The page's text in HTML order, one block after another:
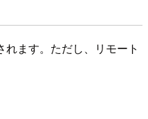
ます。ただし、リモート